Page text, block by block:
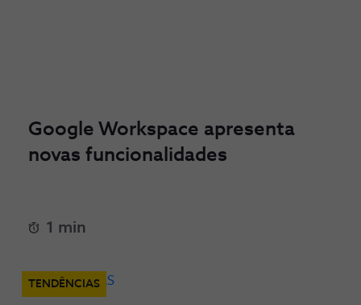
Google Workspace apresenta
novas funcionalidades
1 min
TENDÊNCIAS